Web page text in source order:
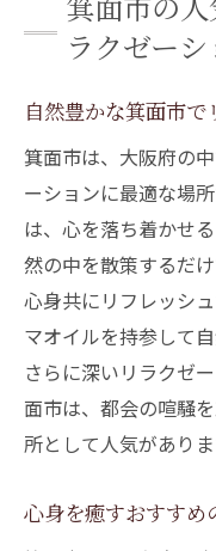
箕面市の人
ラクゼー
自然豊かな箕面市
箕面市は、大阪府の
ーションに最適な場
は、心を落ち着かせ
然の中を散策するだ
心身共にリフレッシ
マオイルを持参して
さらに深いリラクゼ
面市は、都会の喧騒
所として人気がありま
心身を癒すおすすめ